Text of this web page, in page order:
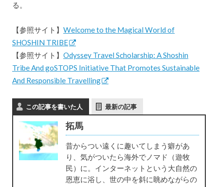
る。
【参照サイト】 Welcome to the Magical World of
SHOSHIN TRIBE
【参照サイト】 Odyssey Travel Scholarship: A Shoshin
Tribe And goSTOPS Initiative That Promotes Sustainable
And Responsible Travelling
この記事を書いた人 最新の記事
拓馬
昔からつい遠くに趣いてしまう癖があ
り、気がついたら海外でノマド（遊牧
民）に。インターネットという大自然の
恩恵に浴し、世の中を斜に眺めながらの